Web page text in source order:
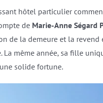
hôtel particulier
de Marie-Anne Ségard
de la demeure et la revend
La même année, sa fille
solide fortune.